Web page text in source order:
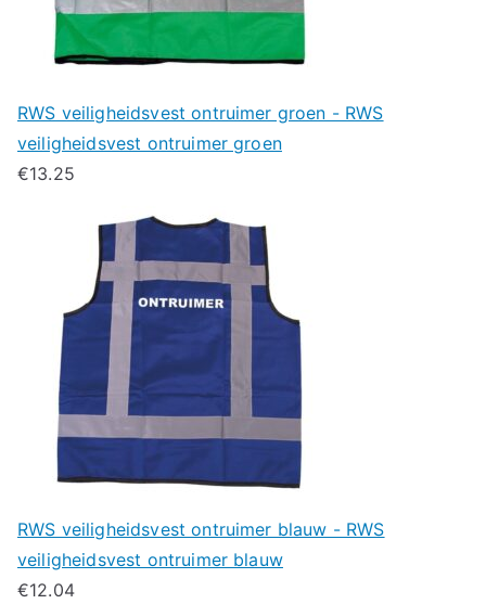
RWS veiligheidsvest ontruimer groen - RWS
veiligheidsvest ontruimer groen
€13.25
RWS veiligheidsvest ontruimer blauw - RWS
veiligheidsvest ontruimer blauw
€12.04